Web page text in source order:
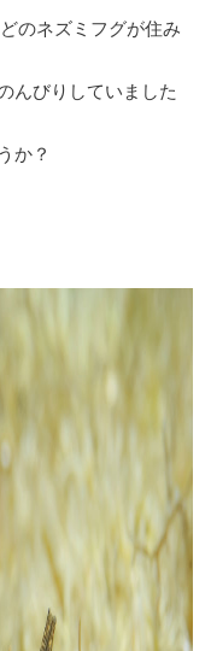
のネズミフグが住み
んびりしていました
か？